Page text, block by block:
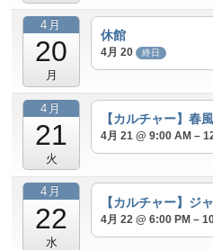
ホール
4月
20
月
休館
4月 20 終日
4月
21
火
【カルチャー】春
4月 21 @ 9:00 AM –
4月
22
水
【カルチャー】ジ
4月 22 @ 6:00 PM –